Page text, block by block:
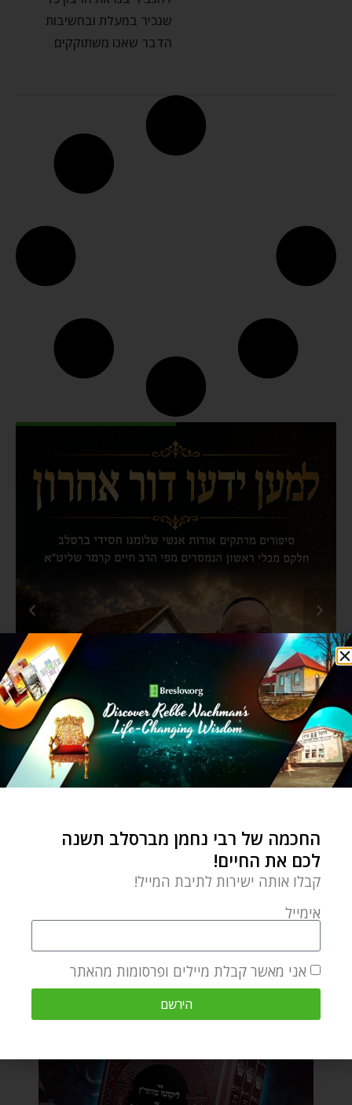
שנכיר במעלת ובחשיבות
הדבר שאנו משתוקקים
החכמה של רבי נחמן מברסלב תשנה
לכם את החיים!
קבלו אותה ישירות לתיבת המייל!
אימייל
אני מאשר קבלת מיילים ופרסומות מהאתר
הירשם